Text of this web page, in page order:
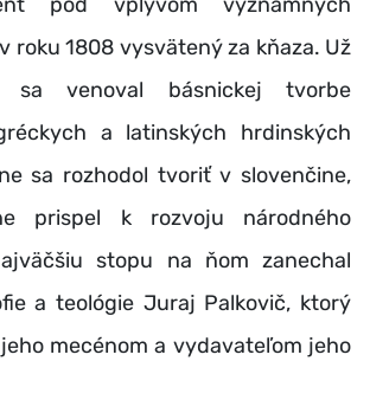
roku 1808 vysvätený za kňaza. Už
sa venoval básnickej tvorbe
a latinských hrdinských
sa rozhodol tvoriť v slovenčine,
prispel k rozvoju národného
stopu na ňom zanechal
a teológie Juraj Palkovič, ktorý
mecénom a vydavateľom jeho